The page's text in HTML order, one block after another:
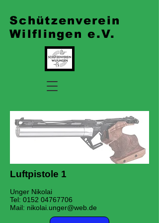
Schützenverein
Wilflingen e.V.
Luftpistole 1
Unger Nikolai
Tel: 0152 04767706
Mail: nikolai.unger@web.de